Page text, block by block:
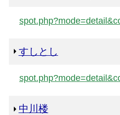
すしとし
中川楼